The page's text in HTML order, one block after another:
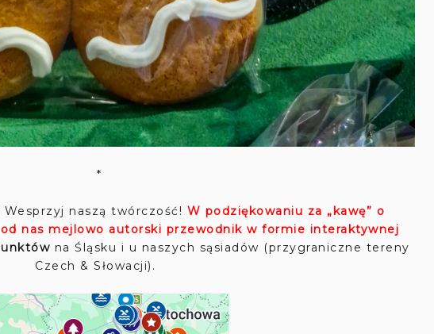
*
Wesprzyj naszą twórczość! W podziękowaniu za „kawę” o
nas mejlowo autorski przewodnik w formie interaktywnej
na Śląsku i u naszych sąsiadów (przygraniczne tereny
Czech & Słowacji).